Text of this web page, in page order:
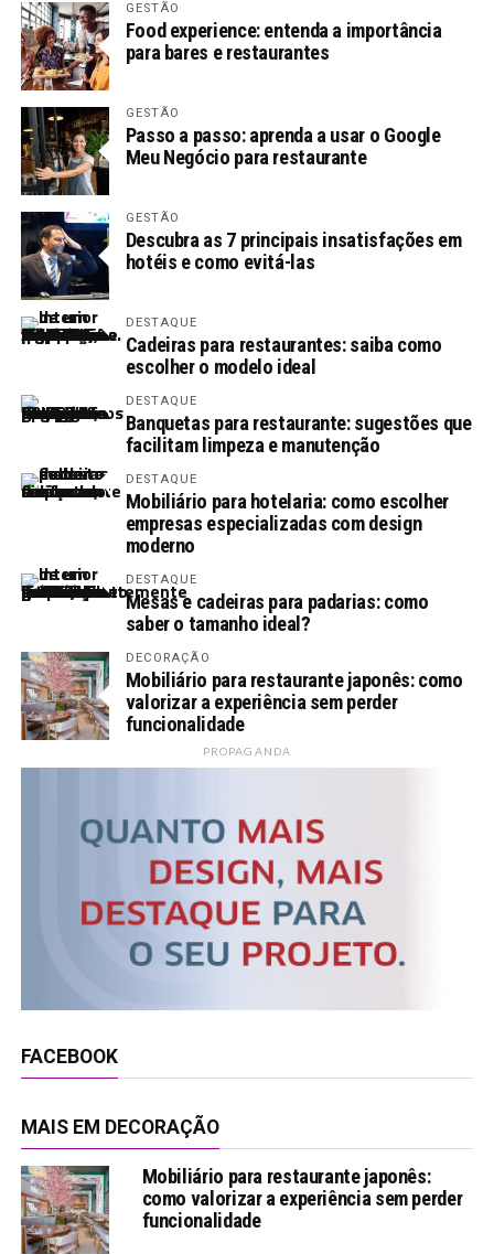
GESTÃO
Food experience: entenda a importância
para bares e restaurantes
GESTÃO
Passo a passo: aprenda a usar o Google
Meu Negócio para restaurante
GESTÃO
Descubra as 7 principais insatisfações em
hotéis e como evitá-las
DESTAQUE
Cadeiras para restaurantes: saiba como
escolher o modelo ideal
DESTAQUE
Banquetas para restaurante: sugestões que
facilitam limpeza e manutenção
DESTAQUE
Mobiliário para hotelaria: como escolher
empresas especializadas com design
moderno
DESTAQUE
Mesas e cadeiras para padarias: como
saber o tamanho ideal?
DECORAÇÃO
Mobiliário para restaurante japonês: como
valorizar a experiência sem perder
funcionalidade
PROPAGANDA
FACEBOOK
MAIS EM DECORAÇÃO
Mobiliário para restaurante japonês:
como valorizar a experiência sem perder
funcionalidade